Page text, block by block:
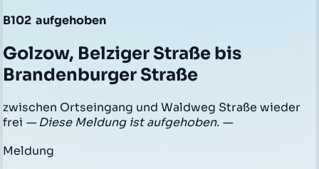
B102 aufgehoben
Golzow, Belziger Straße bis
Brandenburger Straße
zwischen Ortseingang und Waldweg Straße wieder
frei — Diese Meldung ist aufgehoben. —
Meldung